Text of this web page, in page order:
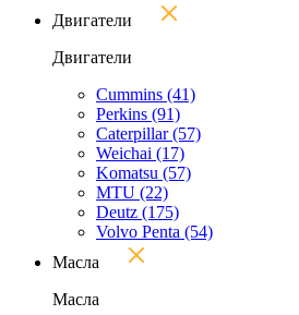
Двигатели
Двигатели
Cummins (41)
Perkins (91)
Caterpillar(57)
Weichai (17)
Komatsu (57)
MTU (22)
Deutz (175)
Volvo Penta (54)
Масла
Масла